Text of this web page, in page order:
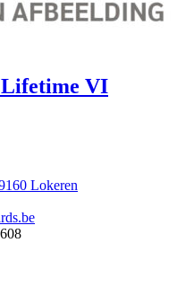
Lifetime VI
Lokeren